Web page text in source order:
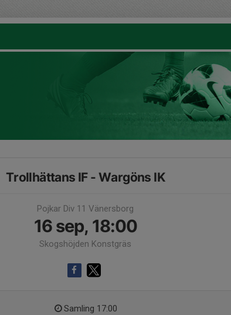
Trollhättans IF - Wargöns IK
Pojkar Div 11 Vänersborg
16 sep, 18:00
Skogshöjden Konstgräs
Samling 17:00